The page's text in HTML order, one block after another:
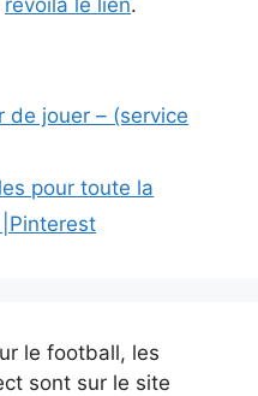
de jouer – (service
pour toute la
le football, les
sont sur le site